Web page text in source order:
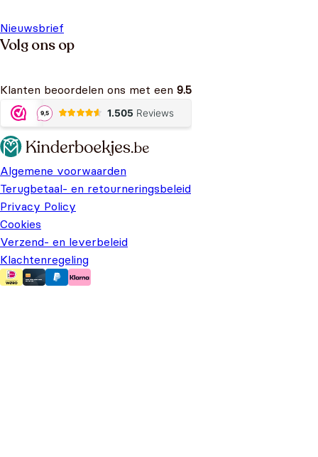
Nieuwsbrief
Volg ons op
Klanten beoordelen ons met een 9.5
Algemene voorwaarden
Terugbetaal- en retourneringsbeleid
Privacy Policy
Cookies
Verzend- en leverbeleid
Klachtenregeling